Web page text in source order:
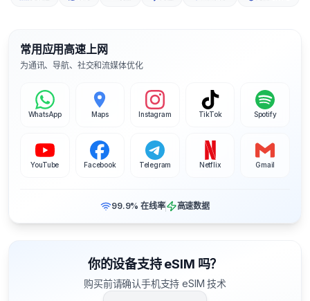
常用应用高速上网
为通讯、导航、社交和流媒体优化
WhatsApp Maps Instagram TikTok Spotify
YouTube Facebook Telegram Netflix Gmail
99.9% 在线率 高速数据
你的设备支持 eSIM 吗？
购买前请确认手机支持 eSIM 技术